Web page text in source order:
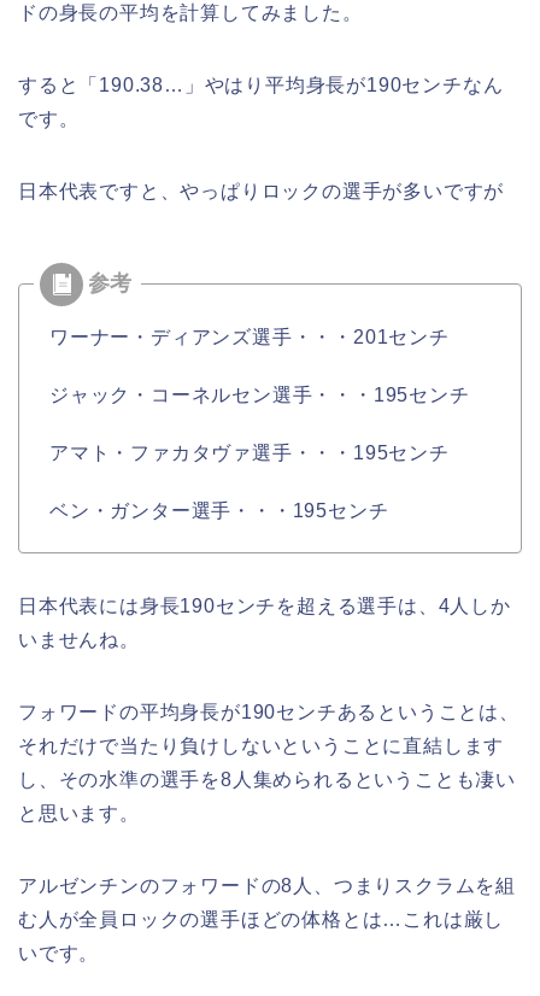
ドの身長の平均を計算してみました。
すると「190.38…」やはり平均身長が190センチなん
です。
日本代表ですと、やっぱりロックの選手が多いですが
ワーナー・ディアンズ選手・・・201センチ
ジャック・コーネルセン選手・・・195センチ
アマト・ファカタヴァ選手・・・195センチ
ベン・ガンター選手・・・195センチ
日本代表には身長190センチを超える選手は、4人しか
いませんね。
フォワードの平均身長が190センチあるということは、
それだけで当たり負けしないということに直結します
し、その水準の選手を8人集められるということも凄い
と思います。
アルゼンチンのフォワードの8人、つまりスクラムを組
む人が全員ロックの選手ほどの体格とは…これは厳し
いです。